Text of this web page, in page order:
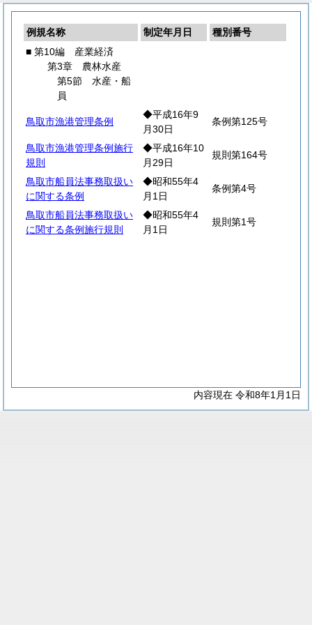
例規名称 制定年月日
種別番号
■ 第10編 産業経済
第3章 農林水産
第5節 水産・船
員
鳥取市漁港管理条例
◆平成16年9
月30日
条例第125号
鳥取市漁港管理条例施行
規則
◆平成16年10
月29日
規則第164号
鳥取市船員法事務取扱い
に関する条例
◆昭和55年4
月1日
条例第4号
鳥取市船員法事務取扱い
に関する条例施行規則
◆昭和55年4
月1日
規則第1号
内容現在 令和8年1月1日